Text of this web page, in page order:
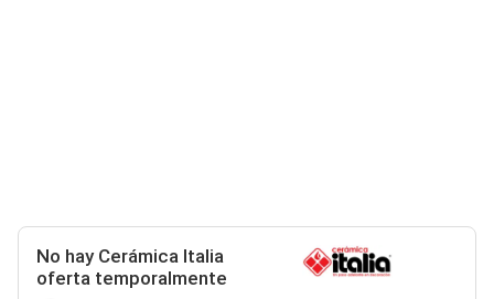
No hay Cerámica Italia
oferta temporalmente